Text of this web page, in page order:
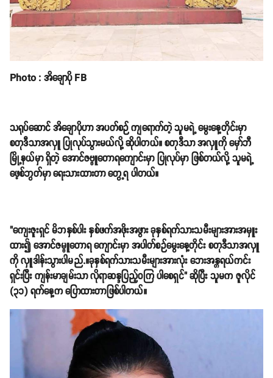
Photo : အိချောပို FB
သရုပ်ဆောင် အိချောပိုဟာ အပတ်စဉ် ကျရောက်တဲ့ သူမရဲ့ မွေးနေ့တိုင်းမှာ
စတုဒီသာအလှူ ပြုလုပ်သွားမယ်လို့ ဆိုပါတယ်။ စတုဒီသာ အလှူကို မှော်ဘီ
မြို့နယ်မှာ ရှိတဲ့ အောင်ဇဗ္ဗူတောရကျောင်းမှာ ပြုလုပ်မှာ ဖြစ်တယ်လို့ သူမရဲ့
ဖေ့စ်ဘွတ်မှာ ရေးသားထားတာ တွေ့ရ ပါတယ်။
"ကျေးဇူးရှင် မိဘနှစ်ပါး နှစ်ဖက်အဖိုးအဖွား ခုနှစ်ရက်သားသမီးများအားအမှူး
ထား၍ အောင်ဇမ္ဗူတောရ ကျောင်းမှာ အပါတ်စဉ်မွေးနေ့တိုင်း စတုဒီသာအလှူ
ကို လှူဒါန်းသွားပါမည်.။ခုနှစ်ရက်သားသမီးများအားလုံး ဘေးအန္တရယ်ကင်း
ရှင်းပြီး ကျန်းမာချမ်းသာ လိုရာဆန္ဒပြည့်ဝကြ ပါစေရှင်" ဆိုပြီး သူမက ဇူလိုင်
(၃၁) ရက်နေ့က ပြောထားတာဖြစ်ပါတယ်။